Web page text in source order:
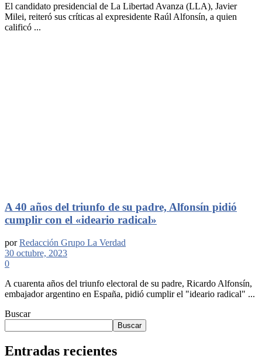
El candidato presidencial de La Libertad Avanza (LLA), Javier
Milei, reiteró sus críticas al expresidente Raúl Alfonsín, a quien
calificó ...
A 40 años del triunfo de su padre, Alfonsín pidió
cumplir con el «ideario radical»
por Redacción Grupo La Verdad
30 octubre, 2023
0
A cuarenta años del triunfo electoral de su padre, Ricardo Alfonsín,
embajador argentino en España, pidió cumplir el "ideario radical" ...
Buscar
Buscar
Entradas recientes